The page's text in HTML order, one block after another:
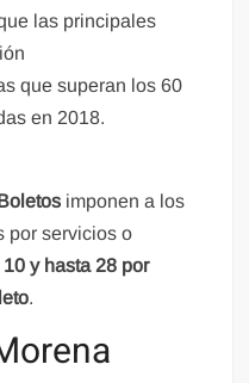
las principales
que superan los 60
en 2018.
imponen a los
por servicios o
10 y hasta 28 por
.